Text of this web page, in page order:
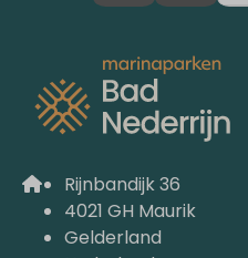
Rijnbandijk 36
4021 GH Maurik
Gelderland